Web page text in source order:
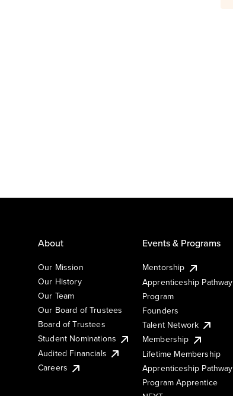
About
Our Mission
Our History
Our Team
Our Board of Trustees
Board of Trustees
Student Nominations
Audited Financials
Careers
Events & Programs
Mentorship
Apprenticeship Pathway
Program
Founders
Talent Network
Membership
Lifetime Membership
Apprenticeship Pathway
Program Apprentice